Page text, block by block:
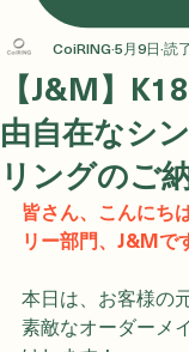
【J&M】
由自在なシ
リングのご
CoiRING
皆さん、こんにち
リー部門、J&Mで
本日は、お客様の